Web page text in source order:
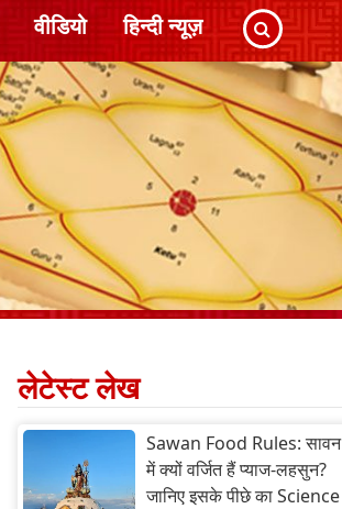
वीडियो हिन्दी न्यूज़
लेटेस्ट लेख
Sawan Food Rules: सावन
में क्यों वर्जित हैं प्याज-लहसुन?
जानिए इसके पीछे का Science